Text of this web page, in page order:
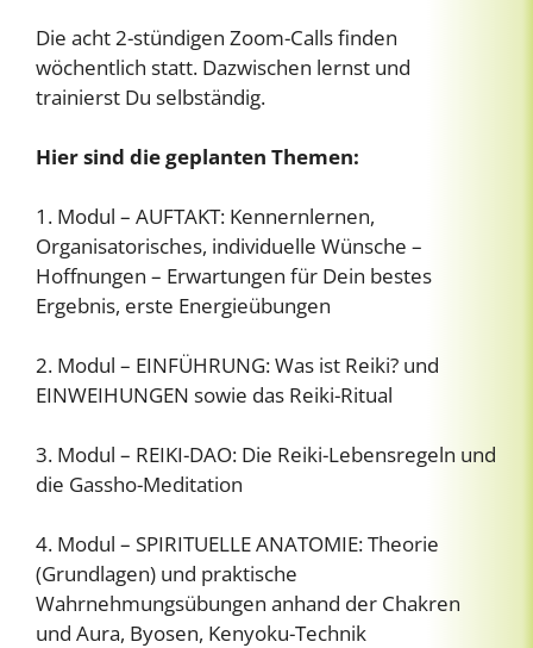
Die acht 2-stündigen Zoom-Calls finden
wöchentlich statt. Dazwischen lernst und
trainierst Du selbständig.
Hier sind die geplanten Themen:
1. Modul – AUFTAKT: Kennernlernen,
Organisatorisches, individuelle Wünsche –
Hoffnungen – Erwartungen für Dein bestes
Ergebnis, erste Energieübungen
2. Modul – EINFÜHRUNG: Was ist Reiki? und
EINWEIHUNGEN sowie das Reiki-Ritual
3. Modul – REIKI-DAO: Die Reiki-Lebensregeln und
die Gassho-Meditation
4. Modul – SPIRITUELLE ANATOMIE: Theorie
(Grundlagen) und praktische
Wahrnehmungsübungen anhand der Chakren
und Aura, Byosen, Kenyoku-Technik